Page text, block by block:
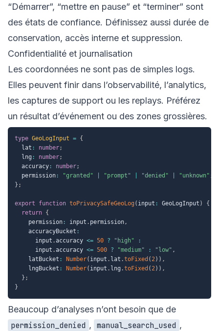
“Démarrer”, “mettre en pause” et “terminer” sont
des états de confiance. Définissez aussi durée de
conservation, accès interne et suppression.
Confidentialité et journalisation
Les coordonnées ne sont pas de simples logs.
Elles peuvent finir dans l’observabilité, l’analytics,
les captures de support ou les replays. Préférez
un résultat d’événement ou des zones grossières.
type GeoLogInput = {
  lat
: number;
  lng
: number;
  accuracy
: number;
  permission
: "granted" "prompt" "denied" "unknown" ;
} ;
export function toPrivacySafeGeoLog ( input : GeoLogInput )
{
return {
    permission
: input . permission,
    accuracyBucket
:
      input
.accuracy <= 50 ? "high"
:
      input
.accuracy <= 500 ? "medium" : "low" ,
    latBucket
: Number( input . lat .toFixed ( 2) ) ,
    lngBucket
: Number( input . lng .toFixed ( 2) ) ,
} ;
}
Beaucoup d’analyses n’ont besoin que de
permission_denied , manual_search_used ,